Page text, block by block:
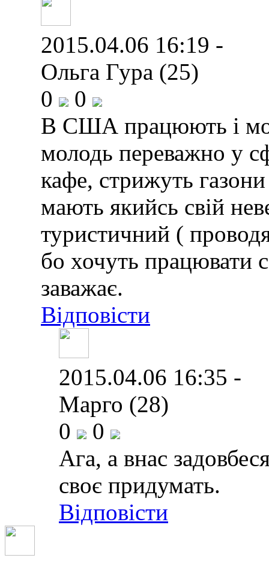
2015.04.06 16:19 -
Ольга Гура (25)
0
0
В США працюють і
молодь переважно у
кафе, стрижуть
мають якийсь свій
туристичний (
бо хочуть працювати
заважає.
Відповісти
2015.04.06 16:35 -
Марго (28)
0
0
Ага, а внас
своє придумать.
Відповісти